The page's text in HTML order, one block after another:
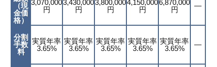
（現
金価
格）
3,070,000
円
3,430,000
円
3,800,000
円
4,150,000
円
6,870,000
円
―
分割
手数
料
実質年率
3.65%
実質年率
3.65%
実質年率
3.65%
実質年率
3.65%
実質年率
3.65%
―